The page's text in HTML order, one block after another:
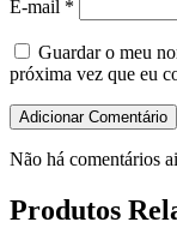
E-mail *
Guardar o meu
próxima vez que eu
Não há comentários
Produtos